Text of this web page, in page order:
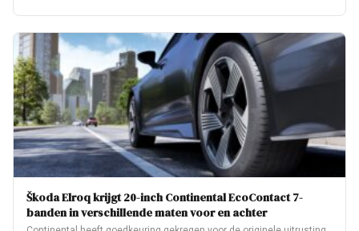
Škoda Elroq krijgt 20-inch Continental EcoContact 7-
banden in verschillende maten voor en achter